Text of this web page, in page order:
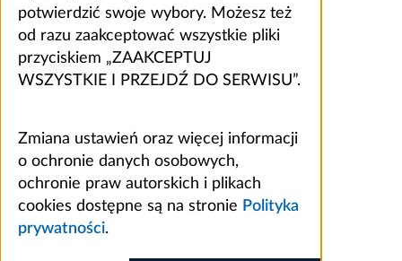
potwierdzić swoje wybory. Możesz też
od razu zaakceptować wszystkie pliki
przyciskiem „ZAAKCEPTUJ
WSZYSTKIE I PRZEJDŹ DO SERWISU”.
Zmiana ustawień oraz więcej informacji
o ochronie danych osobowych,
ochronie praw autorskich i plikach
cookies dostępne są na stronie Polityka
prywatności.